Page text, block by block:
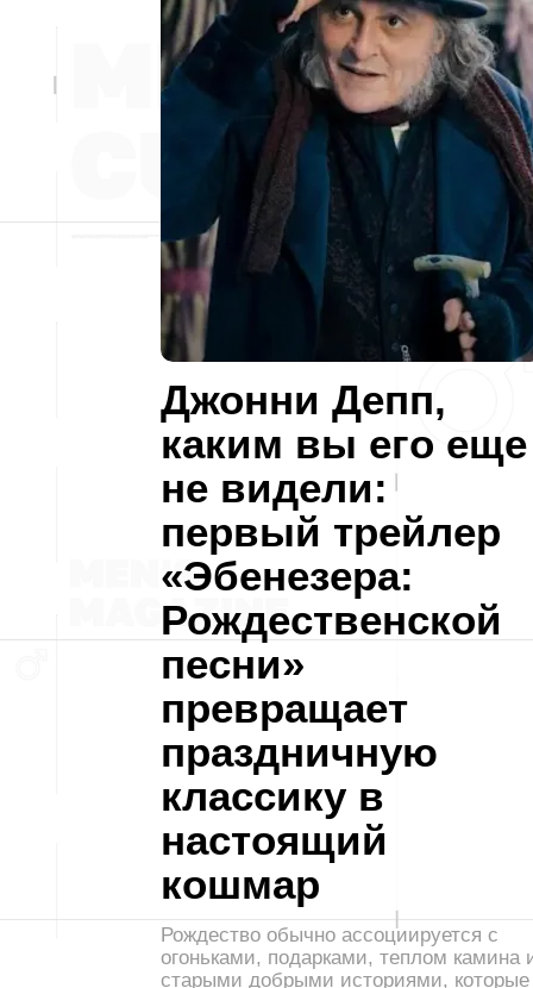
Джонни Депп,
каким вы его еще
не видели:
первый трейлер
«Эбенезера:
Рождественской
песни»
превращает
праздничную
классику в
настоящий
кошмар
Рождество обычно ассоциируется с
огоньками, подарками, теплом камина
старыми добрыми историями, которые